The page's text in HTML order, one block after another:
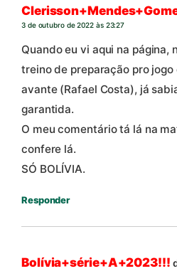
3 de outubro de 2022 às 23:27
Quando eu vi aqui na página,
treino de preparação pro
avante (Rafael Costa), já
garantida.
O meu comentário tá lá na
confere lá.
SÓ BOLÍVIA.
Responder
Bolívia+série+A+2023!!!